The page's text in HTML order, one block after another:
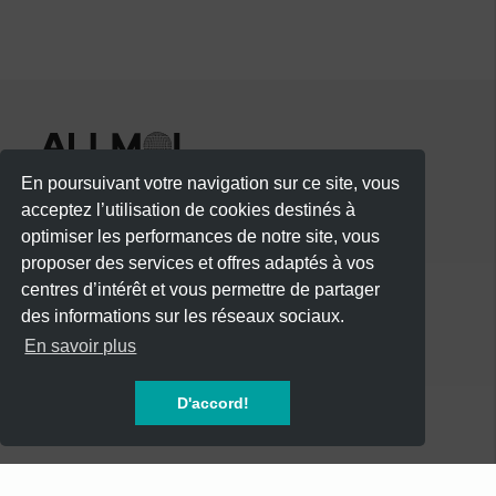
En poursuivant votre navigation sur ce site, vous
acceptez l’utilisation de cookies destinés à
optimiser les performances de notre site, vous
proposer des services et offres adaptés à vos
centres d’intérêt et vous permettre de partager
des informations sur les réseaux sociaux.
En savoir plus
D'accord!
soirée…
c’est l’expérience dancehall & hip-hop à ne pas
manquer avec T KIMP G et les meilleurs DJs pour
mettre le feu.
Interdit aux moins de 22 ans.
La direction se réserve le droit d’entrée.
Terrasse de L’Infini – Le Deck
99 route de Montauban, Gosier
CATÉGORIES